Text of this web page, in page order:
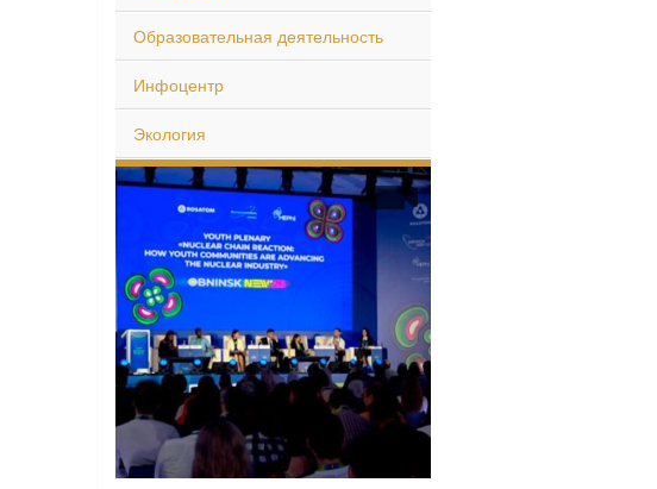
Мировая
Образовательная деятельность
Инфоцентр
Экология